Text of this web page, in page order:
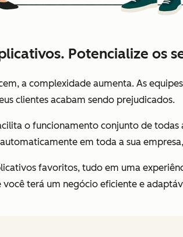
Potencialize os
a complexidade aumenta. As
clientes acabam sendo prejudicados.
o funcionamento conjunto de
em toda a sua
favoritos, tudo em uma
terá um negócio eficiente e